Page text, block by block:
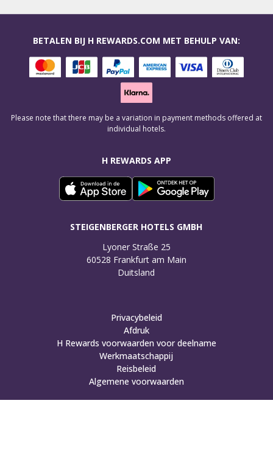
H REWARDS APP
STEIGENBERGER HOTELS GMBH
Lyoner Straße 25
60528 Frankfurt am Main
Duitsland
BETALEN BIJ H REWARDS.COM MET BEHULP VAN:
Please note that there may be a variation in payment methods offered at
individual hotels.
Privacybeleid
Afdruk
H Rewards voorwaarden voor deelname
Werkmaatschappij
Reisbeleid
Algemene voorwaarden